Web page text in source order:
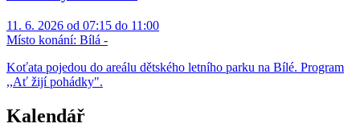
11. 6. 2026 od 07:15 do 11:00
Místo konání: Bílá -
Koťata pojedou do areálu dětského letního parku na Bílé. Program
,,Ať žijí pohádky".
Kalendář